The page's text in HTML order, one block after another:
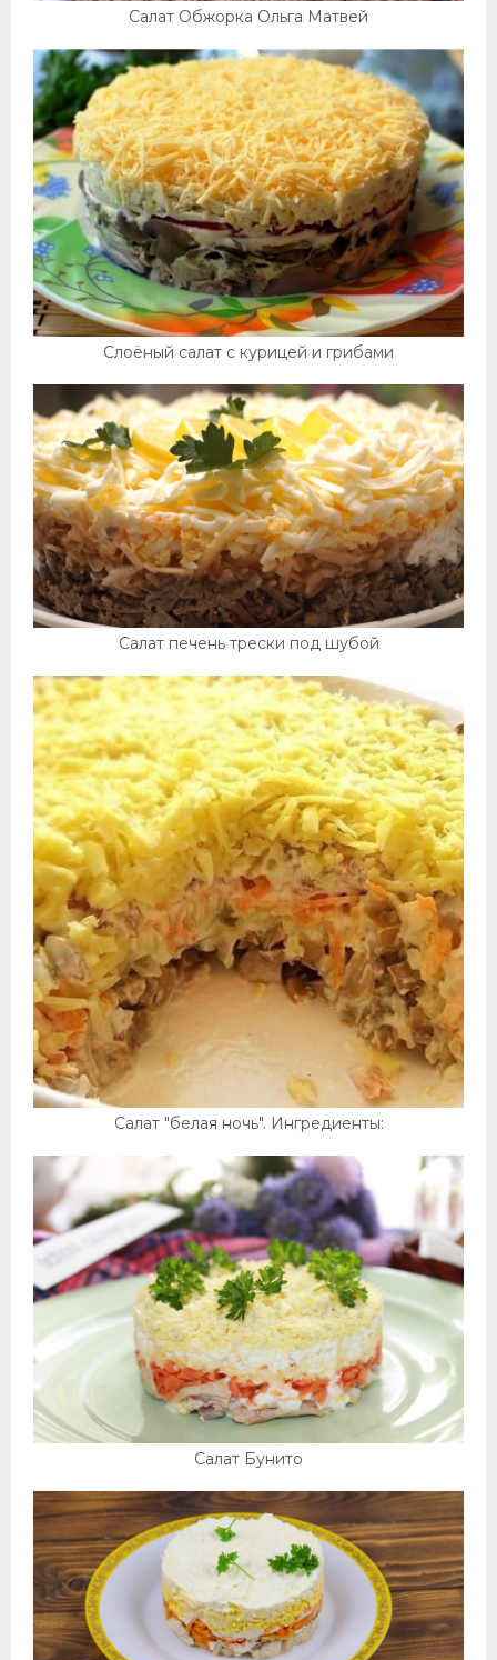
Салат Обжорка Ольга Матвей
Слоёный салат с курицей и грибами
Салат печень трески под шубой
Салат "белая ночь". Ингредиенты:
Салат Бунито